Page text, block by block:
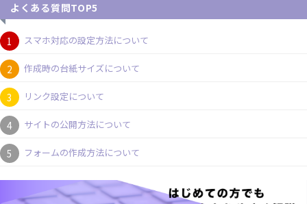
よくある質問TOP5
スマホ対応の設定方法について
作成時の台紙サイズについて
リンク設定について
サイトの公開方法について
フォームの作成方法について